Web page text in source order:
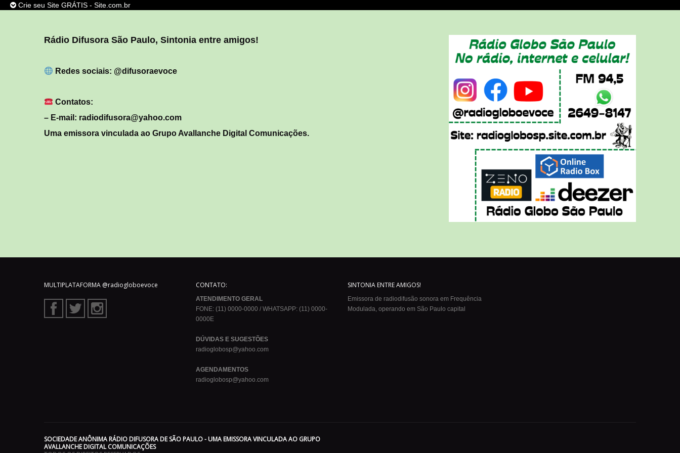
Rádio Difusora São Paulo, Sintonia entre amigos!
Redes sociais: @difusoraevoce
Contatos:
– E-mail: radiodifusora@yahoo.com
Uma emissora vinculada ao Grupo Avallanche Digital Comunicações.
MULTIPLATAFORMA @radiogloboevoce CONTATO:
ATENDIMENTO GERAL
FONE: (11) 0000-0000 / WHATSAPP: (11) 0000-
0000E
DÚVIDAS E SUGESTÕES
radioglobosp@yahoo.com
AGENDAMENTOS
radioglobosp@yahoo.com
SINTONIA ENTRE AMIGOS!
Emissora de radiodifusão sonora em Frequência
Modulada, operando em São Paulo capital
SOCIEDADE ANÔNIMA RÁDIO DIFUSORA DE SÃO PAULO - UMA EMISSORA VINCULADA AO GRUPO
AVALLANCHE DIGITAL COMUNICAÇÕES
Crie seu Site GRÁTIS - Site.com.br
SITEGRÁTIS,
DIVERSOS MODELOS DE SITES PARA VOCÊ
INICIAR SEU PROJETO !
WEBSITE HOSTING
FREE EMAIL, FREE SSL, NO WEBSITE ADS !